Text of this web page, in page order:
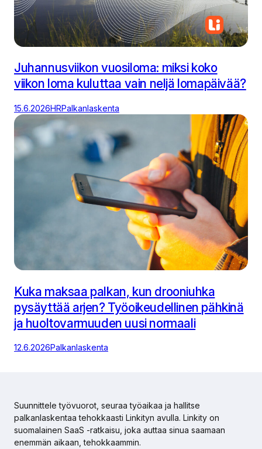
Juhannusviikon vuosiloma: miksi koko
viikon loma kuluttaa vain neljä lomapäivää?
15.6.2026HRPalkanlaskenta
Kuka maksaa palkan, kun drooniuhka
pysäyttää arjen? Työoikeudellinen pähkinä
ja huoltovarmuuden uusi normaali
12.6.2026Palkanlaskenta
Suunnittele työvuorot, seuraa työaikaa ja hallitse
palkanlaskentaa tehokkaasti Linkityn avulla. Linkity on
suomalainen SaaS -ratkaisu, joka auttaa sinua saamaan
enemmän aikaan, tehokkaammin.